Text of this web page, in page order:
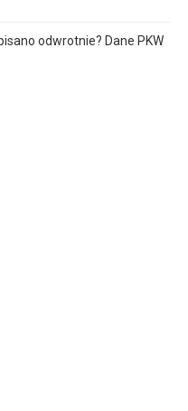
odwrotnie? Dane PKW